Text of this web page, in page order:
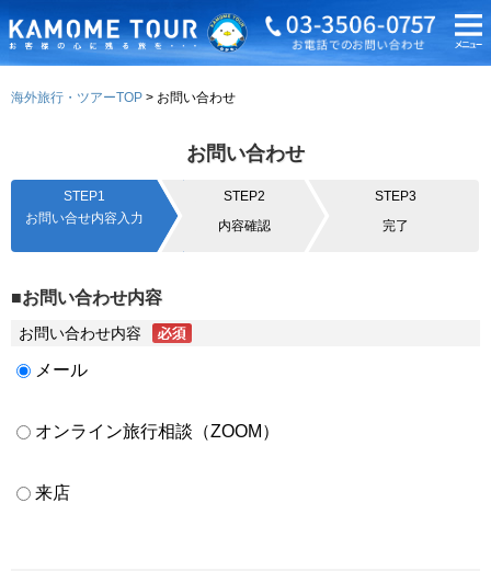
海外旅行・ツアーTOP お問い合わせ
お問い合わせ
STEP1
お問い合せ内容入力
STEP2
内容確認
STEP3
完了
■お問い合わせ内容
お問い合わせ内容
メール
オンライン旅行相談（ZOOM）
来店